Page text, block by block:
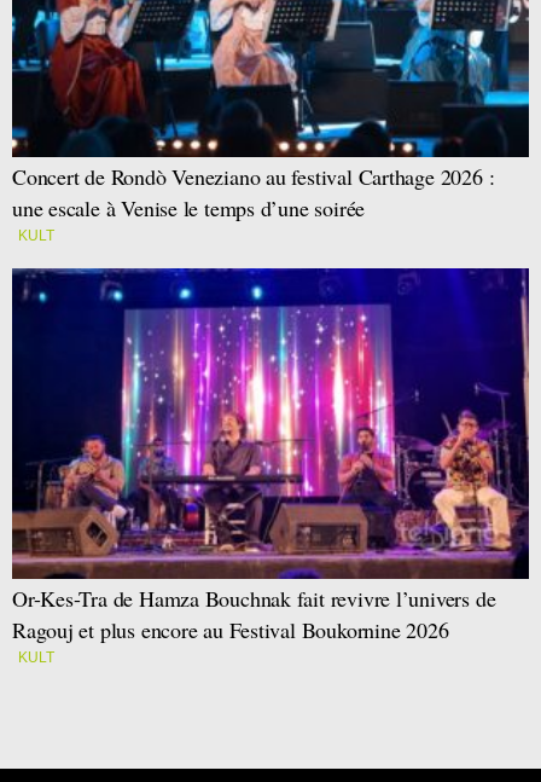
Concert de Rondò Veneziano au festival Carthage 2026 :
une escale à Venise le temps d’une soirée
KULT
Or-Kes-Tra de Hamza Bouchnak fait revivre l’univers de
Ragouj et plus encore au Festival Boukornine 2026
KULT